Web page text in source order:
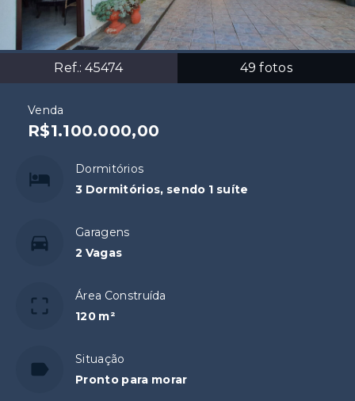
Ref.:45474 49 fotos
Venda
R$1.100.000,00
Dormitórios
3 Dormitórios, sendo 1 suíte
Garagens
2 Vagas
Área Construída
120 m²
Situação
Pronto para morar